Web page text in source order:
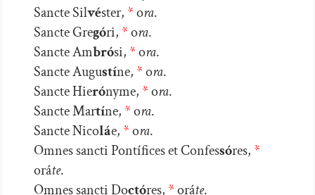
Sancte Silvéster, *ora.
Sancte Gregóri, *ora.
Sancte Ambrósi, *ora.
Sancte Augustíne, *ora.
Sancte Hierónyme, *ora.
Sancte Martíne, *ora.
Sancte Nicoláe, *ora.
Omnes sancti Pontífices et Confessóres, *
oráte.
Omnes sancti Doctóres, *oráte.